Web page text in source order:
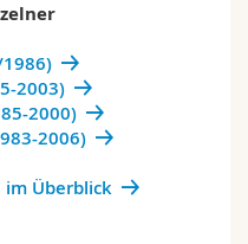
2003)
2000)
2006)
im Überblick